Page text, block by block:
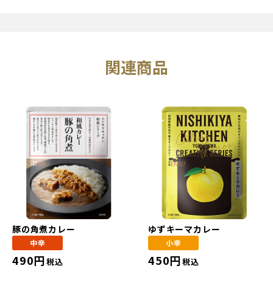
関連商品
豚の角煮カレー
中辛
490円税込
ゆずキーマカレー
小辛
450円税込